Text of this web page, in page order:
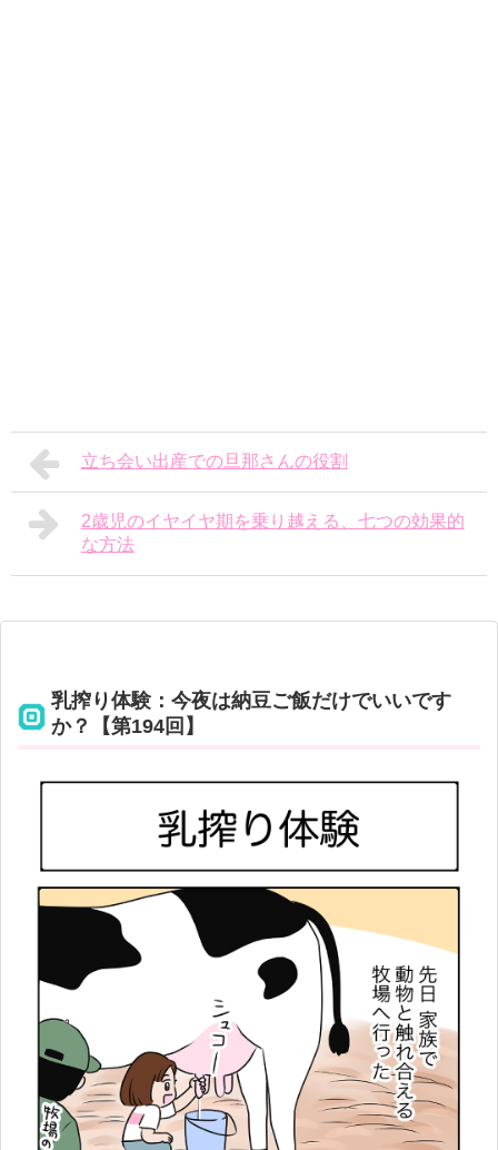
立ち会い出産での旦那さんの役割
2歳児のイヤイヤ期を乗り越える、七つの効果的
な方法
乳搾り体験：今夜は納豆ご飯だけでいいです
か？【第194回】